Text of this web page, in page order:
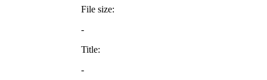
File size:
-
Title:
-